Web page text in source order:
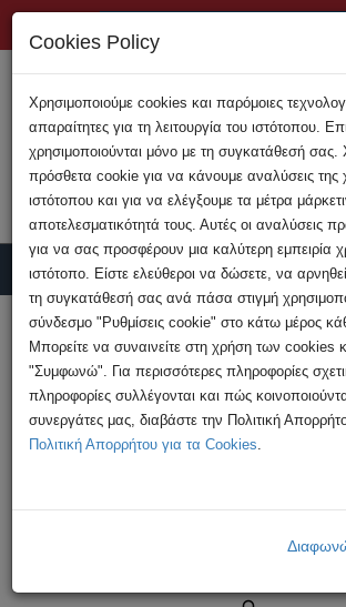
Υποβολή Καταγγελίας
HOME
Ανακοινώσεις
Προσοχή! Παραπλανητικοί -
διαγωνισμοί
Προσοχή!
Ψευδείς
Cookies Policy
Χρησιμοποιούμε cookies και παρόμοιες
απαραίτητες για τη λειτουργία του ιστότοπου.
χρησιμοποιούνται μόνο με τη συγκατάθεσή σας.
πρόσθετα cookie για να κάνουμε αναλύσεις της
ιστότοπου και για να ελέγξουμε τα μέτρα
αποτελεσματικότητά τους. Αυτές οι αναλύσεις
για να σας προσφέρουν μια καλύτερη εμπειρία
ιστότοπο. Είστε ελεύθεροι να δώσετε, να
τη συγκατάθεσή σας ανά πάσα στιγμή
σύνδεσμο "Ρυθμίσεις cookie" στο κάτω μέρος
Μπορείτε να συναινείτε στη χρήση των cookies
"Συμφωνώ". Για περισσότερες πληροφορίες
πληροφορίες συλλέγονται και πώς
συνεργάτες μας, διαβάστε την Πολιτική
Πολιτική Απορρήτου για τα Cookies.